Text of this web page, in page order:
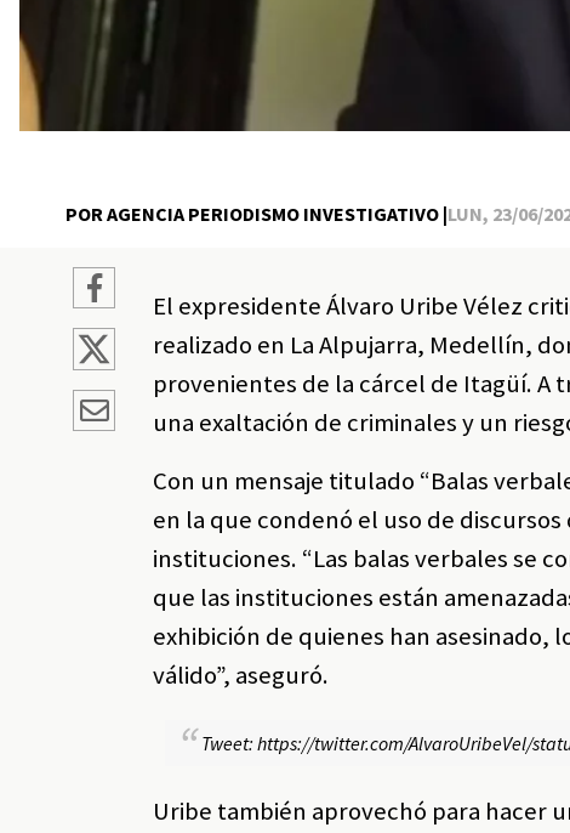
POR AGENCIA PERIODISMO INVESTIGATIVO |LUN, 23/06/
El expresidente Álvaro Uribe Vélez
realizado en La Alpujarra, Medellín,
provenientes de la cárcel de Itagüí. A
una exaltación de criminales y un
Con un mensaje titulado “Balas
en la que condenó el uso de
instituciones. “Las balas verbales se
que las instituciones están
exhibición de quienes han asesinado,
válido”, aseguró.
Tweet: https://twitter.com/AlvaroUribeVel/
Uribe también aprovechó para hacer